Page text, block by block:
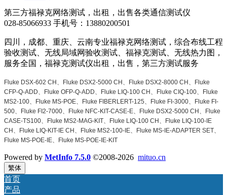
第三方福禄克网络测试，出租，出售各类通信测试仪
028-85066933 手机号：13880200501
四川，成都、重庆、云南专业福禄克网络测试，综合布线工程
验收测试、无线局域网验收测试、福禄克测试、无线热力图，
服务全国，福禄克测试仪出租，出售，第三方测试服务
Fluke DSX-602 CH、Fluke DSX2-5000 CH、Fluke DSX2-8000 CH、Fluke
CFP-Q-ADD、Fluke OFP-Q-ADD、Fluke LIQ-100 CH、Fluke CIQ-100、Fluke
MS2-100、Fluke MS-POE、Fluke FIBERLERT-125、Fluke FI-3000、Fluke FI-
500、Fluke FI2-7000、Fluke NFC-KIT-CASE-E、Fluke DSX2-5000 CH、Fluke
CASE-TS100、Fluke MS2-MAG-KIT、Fluke LIQ-100 CH、Fluke LIQ-100-IE
CH、Fluke LIQ-KIT-IE CH、Fluke MS2-100-IE、Fluke MS-IE-ADAPTER SET、
Fluke MS-POE-IE、Fluke MS-POE-IE-KIT
Powered by MetInfo 7.5.0 ©2008-2026 mituo.cn
繁体
首页
产品